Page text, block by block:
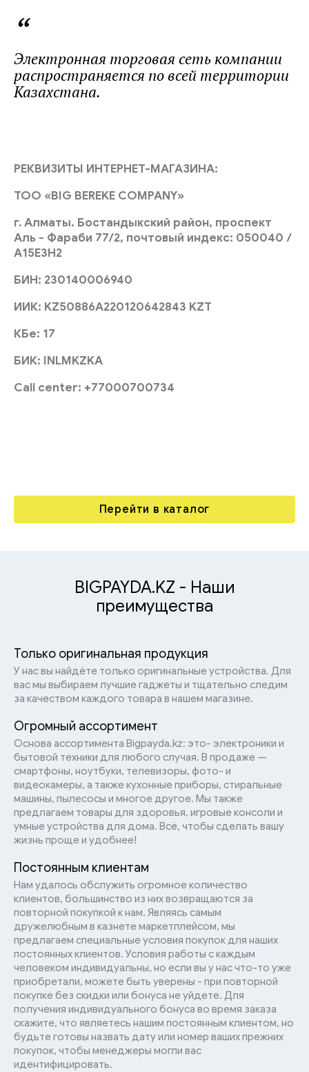
Электронная торговая сеть компании
распространяется по всей территории
Казахстана.
РЕКВИЗИТЫ ИНТЕРНЕТ-МАГАЗИНА:
ТОО «BIG BEREKE COMPANY»
г. Алматы. Бостандыкский район, проспект
Аль - Фараби 77/2, почтовый индекс: 050040 /
A15E3H2
БИН: 230140006940
ИИК: KZ50886A220120642843 KZT
КБе: 17
БИК: INLMKZKA
Call center: +77000700734
Перейти в каталог
BIGPAYDA.KZ - Наши
преимущества
Только оригинальная продукция
У нас вы найдёте только оригинальные устройства. Для
вас мы выбираем лучшие гаджеты и тщательно следим
за качеством каждого товара в нашем магазине.
Огромный ассортимент
Основа ассортимента Bigpayda.kz: это- электроники и
бытовой техники для любого случая. В продаже —
смартфоны, ноутбуки, телевизоры, фото- и
видеокамеры, а также кухонные приборы, стиральные
машины, пылесосы и многое другое. Мы также
предлагаем товары для здоровья, игровые консоли и
умные устройства для дома. Всё, чтобы сделать вашу
жизнь проще и удобнее!
Постоянным клиентам
Нам удалось обслужить огромное количество
клиентов, большинство из них возвращаются за
повторной покупкой к нам. Являясь самым
дружелюбным в казнете маркетплейсом, мы
предлагаем специальные условия покупок для наших
постоянных клиентов. Условия работы с каждым
человеком индивидуальны, но если вы у нас что-то уже
приобретали, можете быть уверены - при повторной
покупке без скидки или бонуса не уйдете. Для
получения индивидуального бонуса во время заказа
скажите, что являетесь нашим постоянным клиентом, но
будьте готовы назвать дату или номер ваших прежних
покупок, чтобы менеджеры могли вас
идентифицировать.